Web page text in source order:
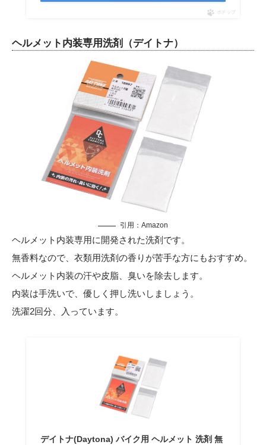
ポチップ
ヘルメット内装専用洗剤（デイトナ）
引用： Amazon
ヘルメット内装専用に開発された洗剤です。
無香料なので、衣類用洗剤の香りが苦手な方にもおすすめ。
ヘルメット内装の汗や皮脂、臭いを除去します。
内装は手洗いで、優しく押し洗いしましょう。
洗濯2回分、入っています。
デイトナ(Daytona) バイク用 ヘルメット 洗剤 無